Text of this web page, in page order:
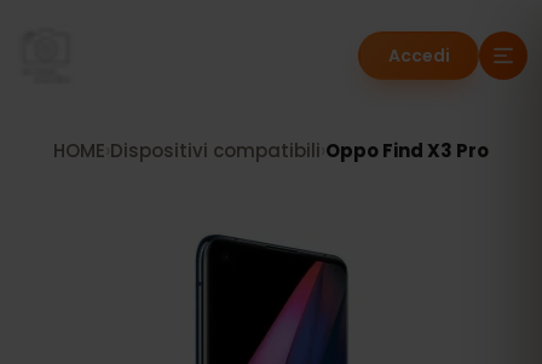
Accedi
HOME Dispositivi compatibili Oppo Find X3 Pro